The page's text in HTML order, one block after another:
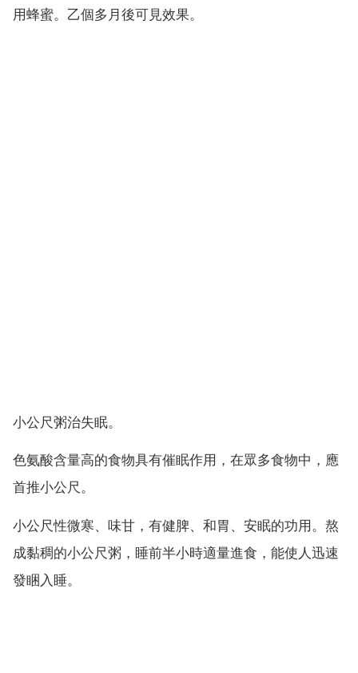
用蜂蜜。乙個多月後可見效果。
小公尺粥治失眠。
色氨酸含量高的食物具有催眠作用，在眾多食物中，應
首推小公尺。
小公尺性微寒、味甘，有健脾、和胃、安眠的功用。熬
成黏稠的小公尺粥，睡前半小時適量進食，能使人迅速
發睏入睡。